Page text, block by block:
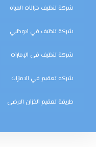
شركة تنظيف خزانات المياه
شركة تنظيف في ابوظبي
شركة تنظيف في الإمارات
شركه تعقيم في الامارات
طريقة تعقيم الخزان الارضي